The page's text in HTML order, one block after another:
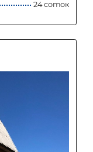
41 850